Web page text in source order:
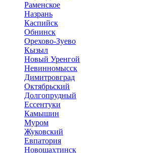
Раменское
Назрань
Каспийск
Обнинск
Орехово-Зуево
Кызыл
Новый Уренгой
Невинномысск
Димитровград
Октябрьский
Долгопрудный
Ессентуки
Камышин
Муром
Жуковский
Евпатория
Новошахтинск